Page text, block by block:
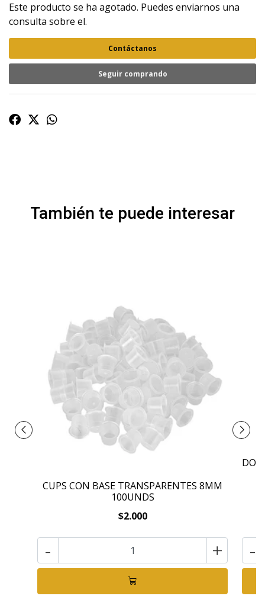
Este producto se ha agotado. Puedes enviarnos una
consulta sobre el.
Contáctanos
Seguir comprando
También te puede interesar
CUPS CON BASE TRANSPARENTES 8MM
100UNDS
$2.000
- + -